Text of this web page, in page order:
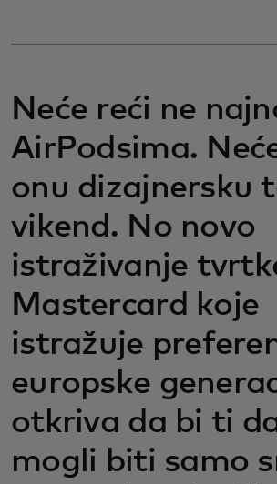
Neće reći ne
AirPodsima.
onu dizajnersku
vikend. No novo
istraživanje
Mastercard koje
istražuje
europske
otkriva da bi ti
mogli biti samo